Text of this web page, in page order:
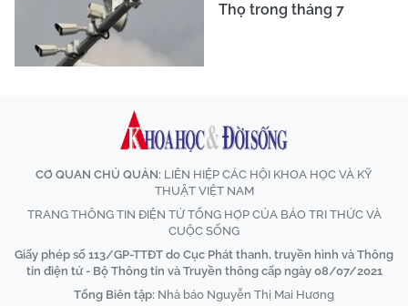
Thọ trong tháng 7
CƠ QUAN CHỦ QUẢN: LIÊN HIỆP CÁC HỘI KHOA HỌC VÀ KỸ
THUẬT VIỆT NAM
TRANG THÔNG TIN ĐIỆN TỬ TỔNG HỢP CỦA BÁO TRI THỨC VÀ
CUỘC SỐNG
Giấy phép số 113/GP-TTĐT do Cục Phát thanh, truyền hình và Thông
tin điện tử - Bộ Thông tin và Truyền thông cấp ngày 08/07/2021
Tổng Biên tập: Nhà báo Nguyễn Thị Mai Hương